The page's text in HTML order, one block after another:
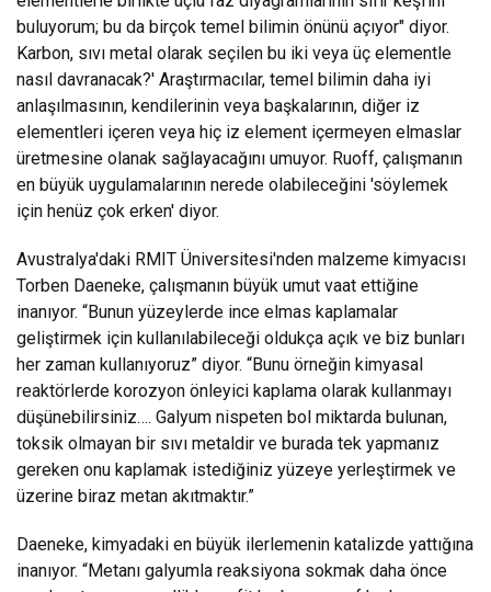
buluyorum; bu da birçok temel bilimin önünü açıyor" diyor.
Karbon, sıvı metal olarak seçilen bu iki veya üç elementle
nasıl davranacak?' Araştırmacılar, temel bilimin daha iyi
anlaşılmasının, kendilerinin veya başkalarının, diğer iz
elementleri içeren veya hiç iz element içermeyen elmaslar
üretmesine olanak sağlayacağını umuyor. Ruoff, çalışmanın
en büyük uygulamalarının nerede olabileceğini 'söylemek
için henüz çok erken' diyor.
Avustralya'daki RMIT Üniversitesi'nden malzeme kimyacısı
Torben Daeneke, çalışmanın büyük umut vaat ettiğine
inanıyor. “Bunun yüzeylerde ince elmas kaplamalar
geliştirmek için kullanılabileceği oldukça açık ve biz bunları
her zaman kullanıyoruz” diyor. “Bunu örneğin kimyasal
reaktörlerde korozyon önleyici kaplama olarak kullanmayı
düşünebilirsiniz…. Galyum nispeten bol miktarda bulunan,
toksik olmayan bir sıvı metaldir ve burada tek yapmanız
gereken onu kaplamak istediğiniz yüzeye yerleştirmek ve
üzerine biraz metan akıtmaktır.”
Daeneke, kimyadaki en büyük ilerlemenin katalizde yattığına
inanıyor. “Metanı galyumla reaksiyona sokmak daha önce